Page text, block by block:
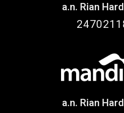
a.n. Rian
a.n. Rian